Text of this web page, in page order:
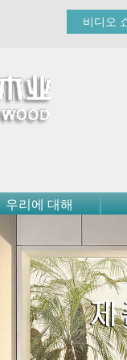
비디오
우리에 대해